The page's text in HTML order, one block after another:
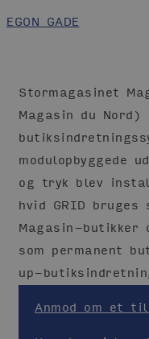
EGON GADE
Stormagasinet
Magasin du Nord)
modulopbyggede
og tryk blev
hvid GRID bruges
Magasin-butikker
som permanent
up-
Anmod om et